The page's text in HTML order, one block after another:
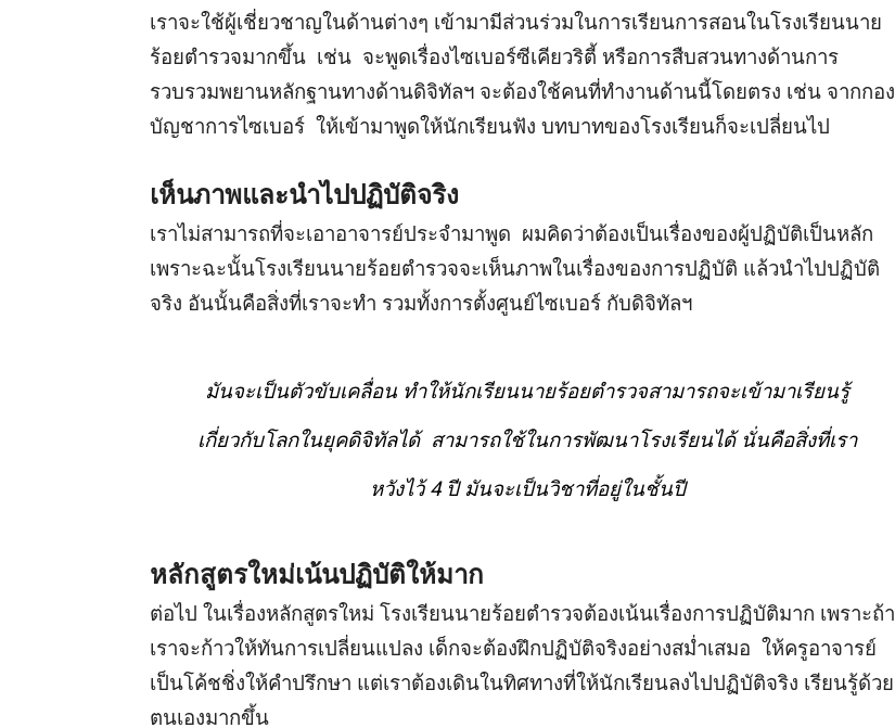
เราจะใช้ผู้เชี่ยวชาญในด้านต่างๆ เข้ามามีส่วนร่วมในการเรียนการสอนในโรงเรียนนาย
ร้อยตำรวจมากขึ้น เช่น จะพูดเรื่องไซเบอร์ซีเคียวริตี้ หรือการสืบสวนทางด้านการ
รวบรวมพยานหลักฐานทางด้านดิจิทัลฯ จะต้องใช้คนที่ทำงานด้านนี้โดยตรง เช่น จากกอง
บัญชาการไซเบอร์ ให้เข้ามาพูดให้นักเรียนฟัง บทบาทของโรงเรียนก็จะเปลี่ยนไป
เห็นภาพและนำไปปฏิบัติจริง
เราไม่สามารถที่จะเอาอาจารย์ประจำมาพูด ผมคิดว่าต้องเป็นเรื่องของผู้ปฏิบัติเป็นหลัก
เพราะฉะนั้นโรงเรียนนายร้อยตำรวจจะเห็นภาพในเรื่องของการปฏิบัติ แล้วนำไปปฏิบัติ
จริง อันนั้นคือสิ่งที่เราจะทำ รวมทั้งการตั้งศูนย์ไซเบอร์ กับดิจิทัลฯ
มันจะเป็นตัวขับเคลื่อน ทำให้นักเรียนนายร้อยตำรวจสามารถจะเข้ามาเรียนรู้
เกี่ยวกับโลกในยุคดิจิทัลได้ สามารถใช้ในการพัฒนาโรงเรียนได้ นั่นคือสิ่งที่เรา
หวังไว้ 4 ปี มันจะเป็นวิชาที่อยู่ในชั้นปี
หลักสูตรใหม่เน้นปฏิบัติให้มาก
ต่อไป ในเรื่องหลักสูตรใหม่ โรงเรียนนายร้อยตำรวจต้องเน้นเรื่องการปฏิบัติมาก เพราะถ้า
เราจะก้าวให้ทันการเปลี่ยนแปลง เด็กจะต้องฝึกปฏิบัติจริงอย่างสม่ำเสมอ ให้ครูอาจารย์
เป็นโค้ชชิ่งให้คำปรึกษา แต่เราต้องเดินในทิศทางที่ให้นักเรียนลงไปปฏิบัติจริง เรียนรู้ด้วย
ตนเองมากขึ้น